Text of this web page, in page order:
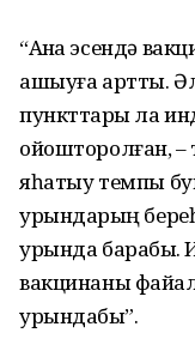
“Аҙна эсендә
ашыуға артты.
пункттарҙы ла
ойошторолған, –
яһатыу темпы
урындарҙың
урында барабыҙ.
вакцинаны
урындабыҙ”.